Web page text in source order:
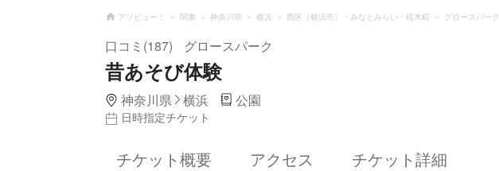
アソビュー！ 関東 神奈川県 横浜 西区（横浜市）・みなとみらい・桜木町 グロースパーク
口コミ(187) グロースパーク
昔あそび体験
神奈川県 横浜 公園
日時指定チケット
チケット概要 アクセス チケット詳細